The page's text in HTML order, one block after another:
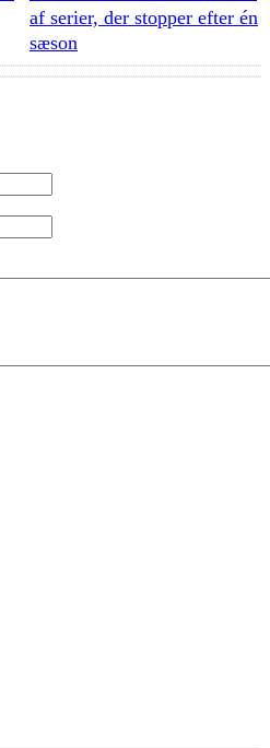
af serier, der stopper efter én
sæson